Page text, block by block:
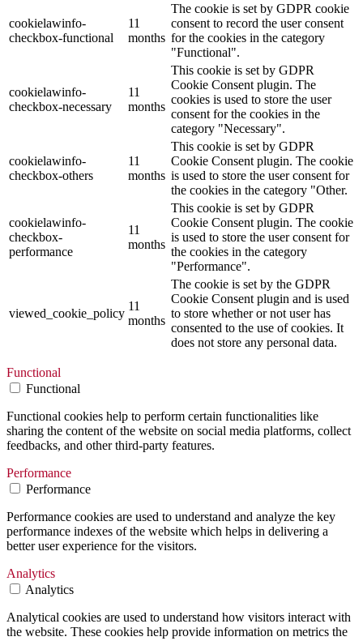
cookielawinfo-
checkbox-functional
11
months
The cookie is set by GDPR cookie
consent to record the user consent
for the cookies in the category
"Functional".
cookielawinfo-
checkbox-necessary
11
months
This cookie is set by GDPR
Cookie Consent plugin. The
cookies is used to store the user
consent for the cookies in the
category "Necessary".
cookielawinfo-
checkbox-others
11
months
This cookie is set by GDPR
Cookie Consent plugin. The cookie
is used to store the user consent for
the cookies in the category "Other.
cookielawinfo-
checkbox-
performance
11
months
This cookie is set by GDPR
Cookie Consent plugin. The cookie
is used to store the user consent for
the cookies in the category
"Performance".
viewed_cookie_policy
11
months
The cookie is set by the GDPR
Cookie Consent plugin and is used
to store whether or not user has
consented to the use of cookies. It
does not store any personal data.
Functional
Functional
Functional cookies help to perform certain functionalities like
sharing the content of the website on social media platforms, collect
feedbacks, and other third-party features.
Performance
Performance
Performance cookies are used to understand and analyze the key
performance indexes of the website which helps in delivering a
better user experience for the visitors.
Analytics
Analytics
Analytical cookies are used to understand how visitors interact with
the website. These cookies help provide information on metrics the